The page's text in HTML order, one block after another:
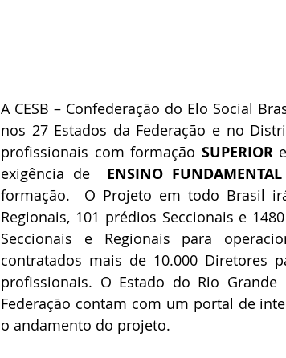
A CESB – Confederação do Elo Social
nos 27 Estados da Federação e no
profissionais com formação SUPERIOR
exigência de ENSINO
formação.  O Projeto em todo Brasil
Regionais, 101 prédios Seccionais e
Seccionais e Regionais para
contratados mais de 10.000 Diretores
profissionais. O Estado do Rio
Federação contam com um portal de
o andamento do projeto.